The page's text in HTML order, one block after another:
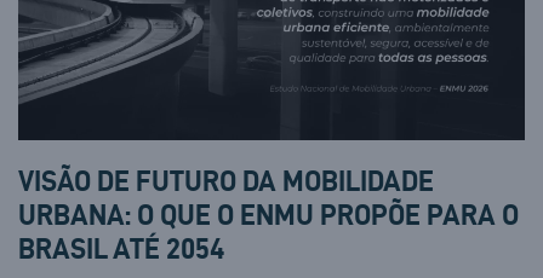
VISÃO DE FUTURO DA MOBILIDADE
URBANA: O QUE O ENMU PROPÕE PARA O
BRASIL ATÉ 2054